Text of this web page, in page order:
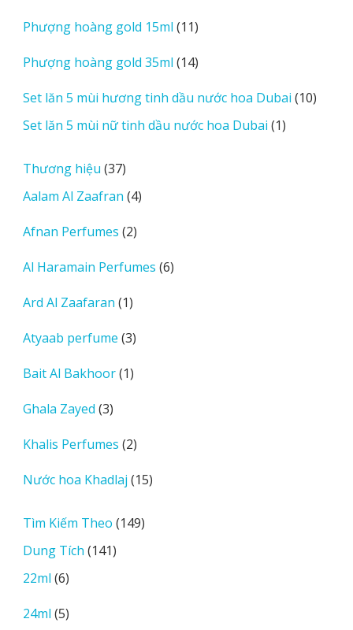
phẩm
Phượng hoàng gold 15ml 1111
phẩm
Phượng hoàng gold 35ml 1414
phẩm
Set lăn 5 mùi hương tinh dầu nước hoa Dubai 1010
Set lăn 5 mùi nữ tinh dầu nước hoa Dubai 11
Thương hiệu 3737
sản
phẩm
Aalam Al Zaafran 44
Afnan Perfumes 22
phẩm
Al Haramain Perfumes 66
Ard Al Zaafaran 11
phẩm
Atyaab perfume 33
phẩm
Bait Al Bakhoor 11
Ghala Zayed 33
phẩm
Khalis Perfumes 22
phẩm
Nước hoa Khadlaj 1515
Tìm Kiếm Theo 149149
Dung Tích 141141
22ml 66
phẩm
24ml 55